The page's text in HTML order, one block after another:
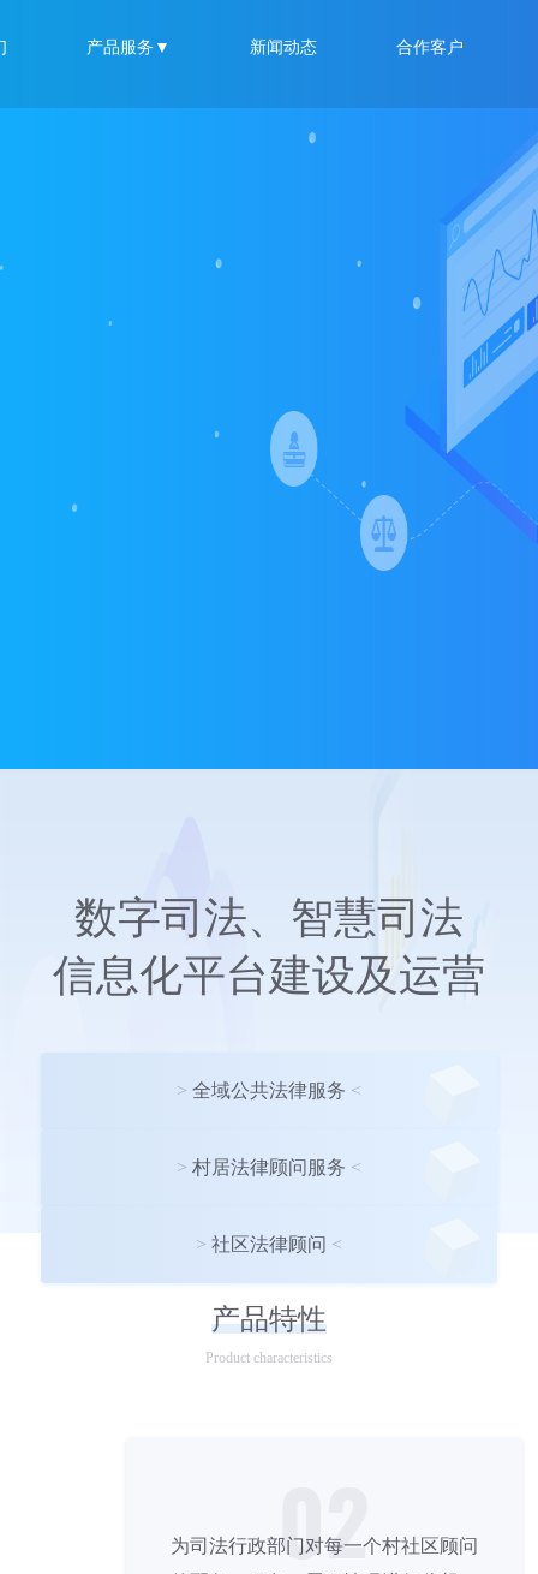
产品服务▼ 新闻动态 合作客户
数字司法、智慧司法
信息化平台建设及运营
> 全域公共法律服务 <
> 村居法律顾问服务 <
> 社区法律顾问 <
产品特性
Product characteristics
02
为司法行政部门对每一个村社区顾问